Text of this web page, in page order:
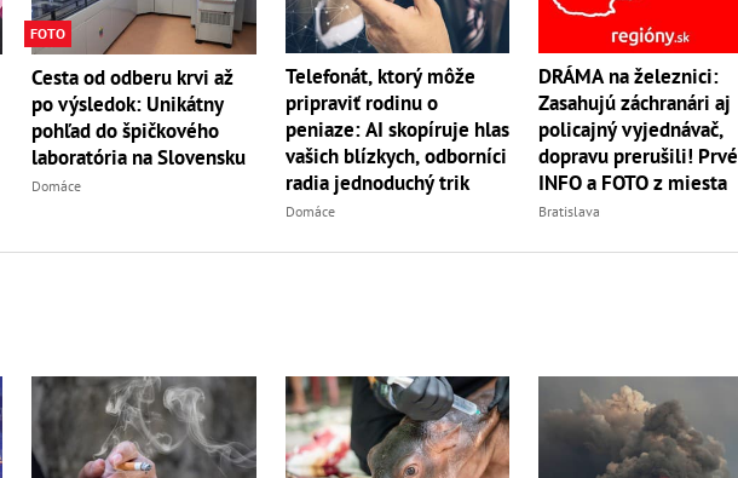
FOTO
Cesta od odberu krvi až
po výsledok: Unikátny
pohľad do špičkového
laboratória na Slovensku
Domáce
Telefonát, ktorý môže
pripraviť rodinu o
peniaze: AI skopíruje hlas
vašich blízkych, odborníci
radia jednoduchý trik
Domáce
DRÁMA na železnici:
Zasahujú záchranári aj
policajný vyjednávač,
dopravu prerušili! Prvé
INFO a FOTO z miesta
Bratislava